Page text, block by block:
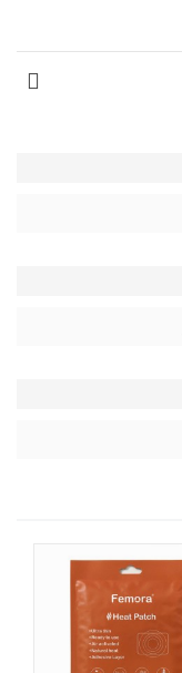
با لایه رویی کتان
که سریعاً ترشحات
خشک می‌ماند و
و در صورت خیس